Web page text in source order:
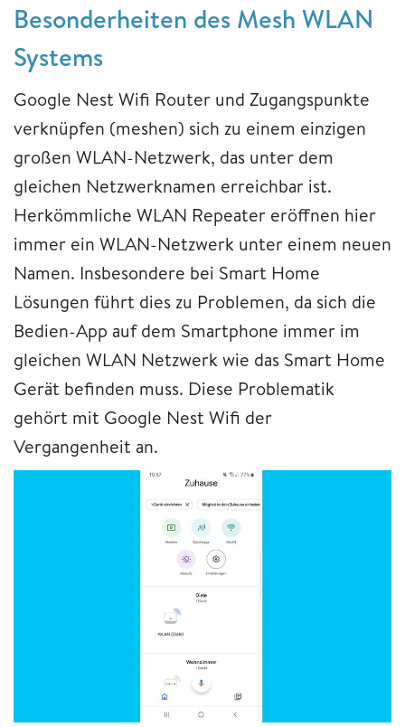
Besonderheiten des Mesh WLAN
Systems
Google Nest Wifi Router und Zugangspunkte
verknüpfen (meshen) sich zu einem einzigen
großen WLAN-Netzwerk, das unter dem
gleichen Netzwerknamen erreichbar ist.
Herkömmliche WLAN Repeater eröffnen hier
immer ein WLAN-Netzwerk unter einem neuen
Namen. Insbesondere bei Smart Home
Lösungen führt dies zu Problemen, da sich die
Bedien-App auf dem Smartphone immer im
gleichen WLAN Netzwerk wie das Smart Home
Gerät befinden muss. Diese Problematik
gehört mit Google Nest Wifi der
Vergangenheit an.